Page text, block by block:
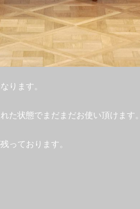
ります。
た状態でまだまだお使い頂けます。
っております。